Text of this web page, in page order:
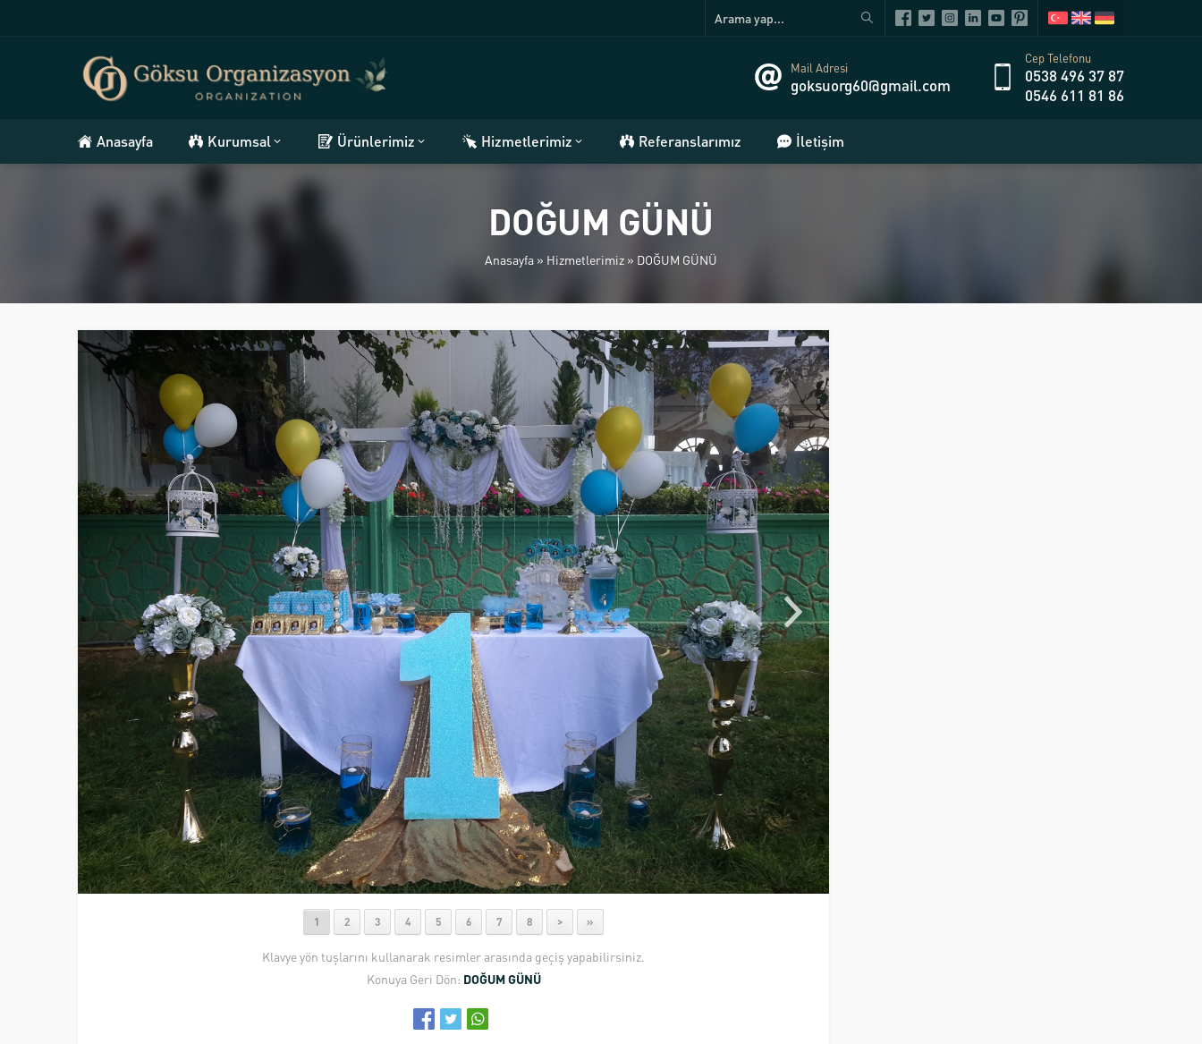
Mail Adresi
goksuorg60@gmail.com
Cep Telefonu
0538 496 37 87
0546 611 81 86
Anasayfa Kurumsal Ürünlerimiz Hizmetlerimiz Referanslarımız İletişim
DOĞUM GÜNÜ
Anasayfa » Hizmetlerimiz » DOĞUM GÜNÜ
1 2 3 4 5 6 7 8 > »
Klavye yön tuşlarını kullanarak resimler arasında geçiş yapabilirsiniz.
Konuya Geri Dön: DOĞUM GÜNÜ